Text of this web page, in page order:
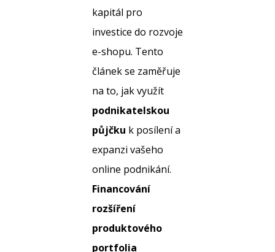
kapitál pro
investice do rozvoje
e-shopu. Tento
článek se zaměřuje
na to, jak využít
podnikatelskou
půjčku k posílení a
expanzi vašeho
online podnikání.
Financování
rozšíření
produktového
portfolia